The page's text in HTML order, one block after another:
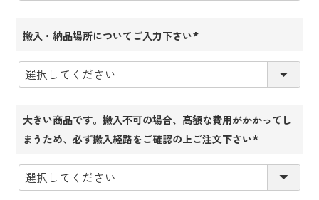
搬入・納品場所についてご入力下さい
大きい商品です。搬入不可の場合、高額な費用がかかってし
まうため、必ず搬入経路をご確認の上ご注文下さい